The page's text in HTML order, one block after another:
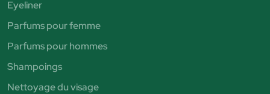
Eyeliner
Parfums pour femme
Parfums pour hommes
Shampoings
Nettoyage du visage